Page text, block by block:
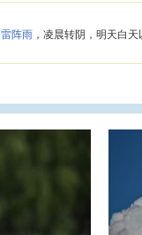
雷阵雨 ，凌晨转阴，明天白